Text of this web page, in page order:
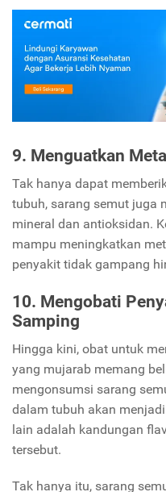
9. Menguatkan
Tak hanya dapat
tubuh, sarang semut juga
mineral dan antioksidan.
mampu meningkatkan
penyakit tidak gampang
10. Mengobati
Samping
Hingga kini, obat untuk
yang mujarab memang
mengonsumsi sarang
dalam tubuh akan
lain adalah kandungan
tersebut.
Tak hanya itu, sarang